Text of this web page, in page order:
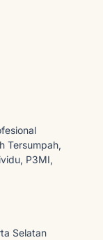
Tersumpah,
P3MI,
Selatan